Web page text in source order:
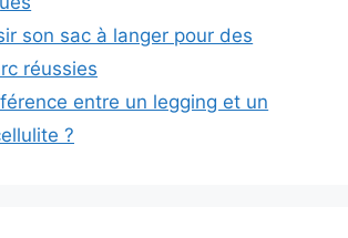
son sac à langer pour des
réussies
entre un legging et un
?